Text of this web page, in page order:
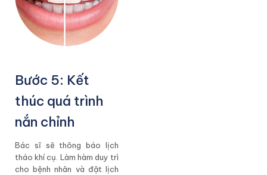
Bước 5: Kết
thúc quá trình
nắn chỉnh
Bác sĩ sẽ thông báo lịch
tháo khí cụ. Làm hàm duy trì
cho bệnh nhân và đặt lịch